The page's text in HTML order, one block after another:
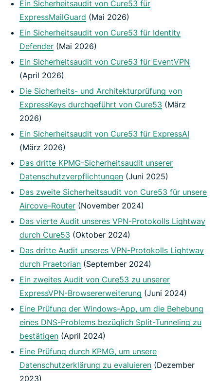
Ein Sicherheitsaudit von Cure53 für
ExpressMailGuard (Mai 2026)
Ein Sicherheitsaudit von Cure53 für Identity
Defender (Mai 2026)
Ein Sicherheitsaudit von Cure53 für EventVPN
(April 2026)
Die Sicherheits- und Architekturprüfung von
ExpressKeys durchgeführt von Cure53 (März
2026)
Ein Sicherheitsaudit von Cure53 für ExpressAI
(März 2026)
Das dritte KPMG-Sicherheitsaudit unserer
Datenschutzverpflichtungen (Juni 2025)
Das zweite Sicherheitsaudit von Cure53 für unsere
Aircove-Router (November 2024)
Das vierte Audit unseres VPN-Protokolls Lightway
durch Cure53 (Oktober 2024)
Das dritte Audit unseres VPN-Protokolls Lightway
durch Praetorian (September 2024)
Ein zweites Audit von Cure53 zu unserer
ExpressVPN-Browsererweiterung (Juni 2024)
Eine Prüfung der Windows-App, um die Behebung
eines DNS-Problems bezüglich Split-Tunneling zu
bestätigen (April 2024)
Eine Prüfung durch KPMG, um unsere
Datenschutzerklärung zu evaluieren (Dezember
2023)